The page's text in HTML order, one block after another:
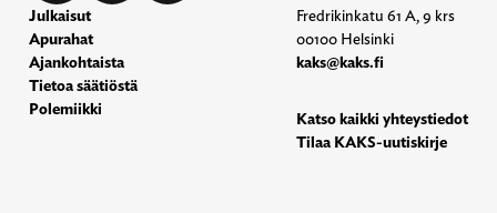
Julkaisut
Apurahat
Ajankohtaista
Tietoa säätiöstä
Polemiikki
Fredrikinkatu 61 A, 9 krs
00100 Helsinki
kaks@kaks.fi
Katso kaikki yhteystiedot
Tilaa KAKS-uutiskirje